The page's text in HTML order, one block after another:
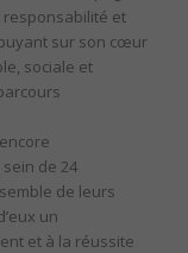
responsabilité et
sur son cœur
sociale et
de 24
de leurs
un
et à la réussite